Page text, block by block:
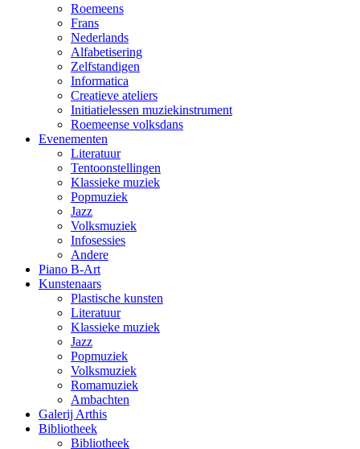
Roemeens
Frans
Nederlands
Alfabetisering
Zelfstandigen
Informatica
Creatieve ateliers
Initiatielessen muziekinstrument
Roemeense volksdans
Evenementen
Literatuur
Tentoonstellingen
Klassieke muziek
Popmuziek
Jazz
Volksmuziek
Infosessies
Andere
Piano B-Art
Kunstenaars
Plastische kunsten
Literatuur
Klassieke muziek
Jazz
Popmuziek
Volksmuziek
Romamuziek
Ambachten
Galerij Arthis
Bibliotheek
Bibliotheek